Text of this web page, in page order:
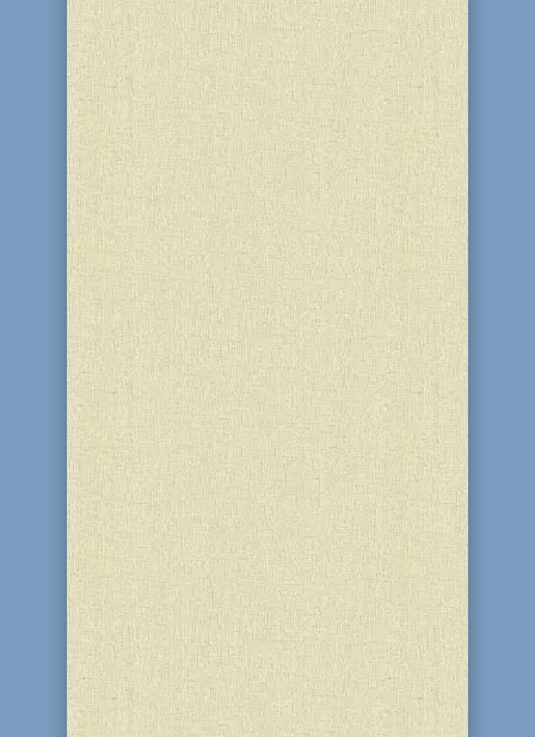
Вчера, 7 апреля, в Днепропетровске, в
главном зале торжеств центра
«Менора» состоялось одно из
важнейших событий в еврейской
культурной жизни этого года – концерт
легендарного хасидского певца
Авраама Фрида. По приглашению
главного раввина Днепропетровска